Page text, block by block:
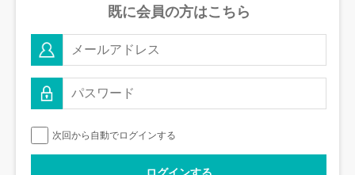
既に会員の方はこちら
次回から自動でログインする